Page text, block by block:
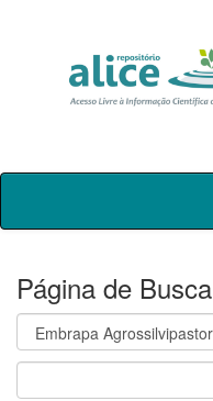
Skip
Página de Busca